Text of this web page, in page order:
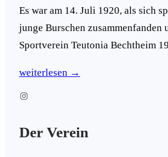
Es war am 14. Juli 1920, als sich
junge Burschen zusammenfanden
Sportverein Teutonia Bechtheim
weiterlesen →
Instagram
Der Verein